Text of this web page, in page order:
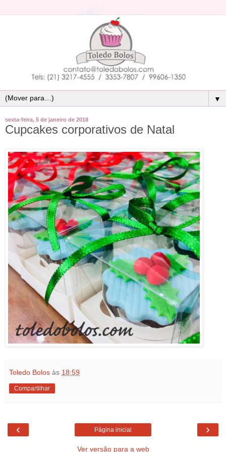
▼
sexta-feira, 5 de janeiro de 2018
Cupcakes corporativos de Natal
Toledo Bolos às 18:59
Compartilhar
‹ ›
Página inicial
Ver versão para a web